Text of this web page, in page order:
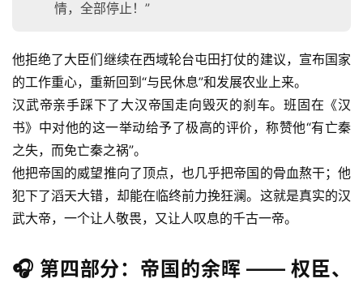
情，全部停止！”
他拒绝了大臣们继续在西域轮台屯田打仗的建议，宣布国家
的工作重心，重新回到“与民休息”和发展农业上来。
汉武帝亲手踩下了大汉帝国走向毁灭的刹车。班固在《汉
书》中对他的这一举动给予了极高的评价，称赞他“有亡秦
之失，而免亡秦之祸”。
他把帝国的威望推向了顶点，也几乎把帝国的骨血熬干；他
犯下了滔天大错，却能在临终前力挽狂澜。这就是真实的汉
武大帝，一个让人敬畏，又让人叹息的千古一帝。
🎧 第四部分：帝国的余晖 —— 权臣、